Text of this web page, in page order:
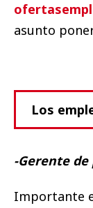
asunto
Los
-Gerente
Importante